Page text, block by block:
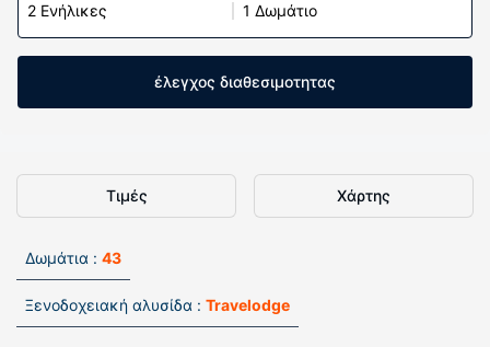
2 Ενήλικες 1 Δωμάτιο
έλεγχος διαθεσιμοτητας
Τιμές Χάρτης
Δωμάτια : 43
Ξενοδοχειακή αλυσίδα : Travelodge